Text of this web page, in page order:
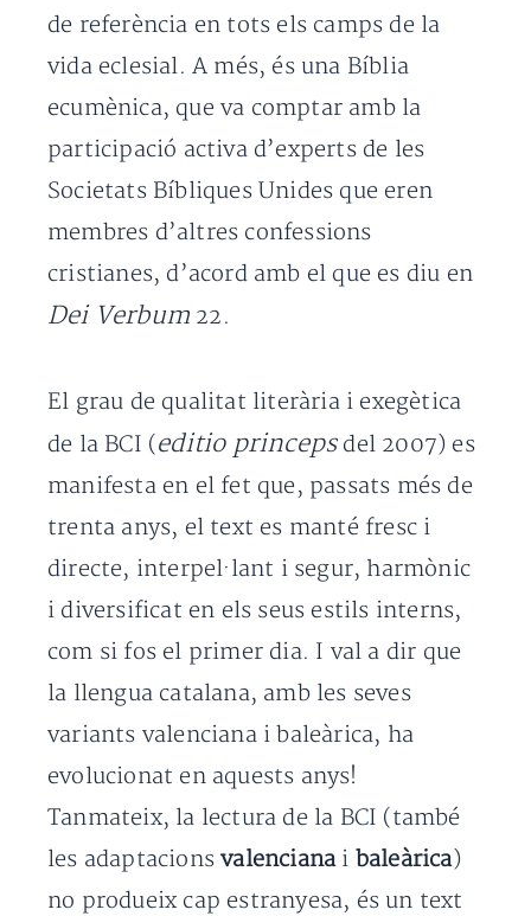
de referència en tots els camps de la
vida eclesial. A més, és una Bíblia
ecumènica, que va comptar amb la
participació activa d’experts de les
Societats Bíbliques Unides que eren
membres d’altres confessions
cristianes, d’acord amb el que es diu en
Dei Verbum 22.
El grau de qualitat literària i exegètica
de la BCI (editio princeps del 2007) es
manifesta en el fet que, passats més de
trenta anys, el text es manté fresc i
directe, interpel·lant i segur, harmònic
i diversificat en els seus estils interns,
com si fos el primer dia. I val a dir que
la llengua catalana, amb les seves
variants valenciana i baleàrica, ha
evolucionat en aquests anys!
Tanmateix, la lectura de la BCI (també
les adaptacionsvalenciana i baleàrica)
no produeix cap estranyesa, és un text